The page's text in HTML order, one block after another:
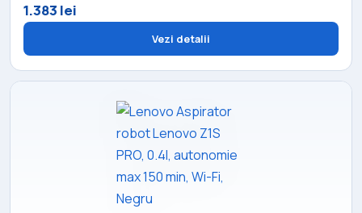
1.383 lei
Vezi detalii